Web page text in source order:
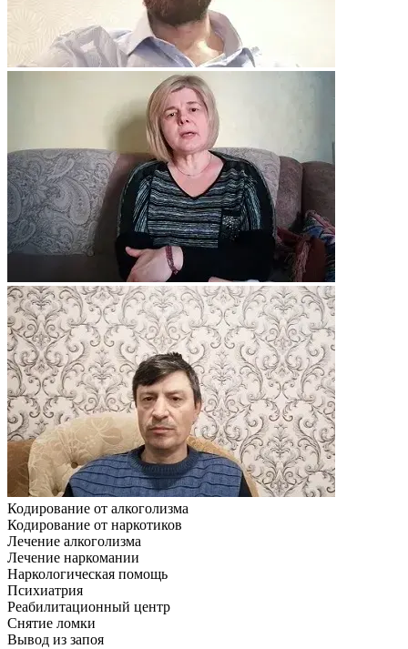
Кодирование от алкоголизма
Кодирование от наркотиков
Лечение алкоголизма
Лечение наркомании
Наркологическая помощь
Психиатрия
Реабилитационный центр
Снятие ломки
Вывод из запоя